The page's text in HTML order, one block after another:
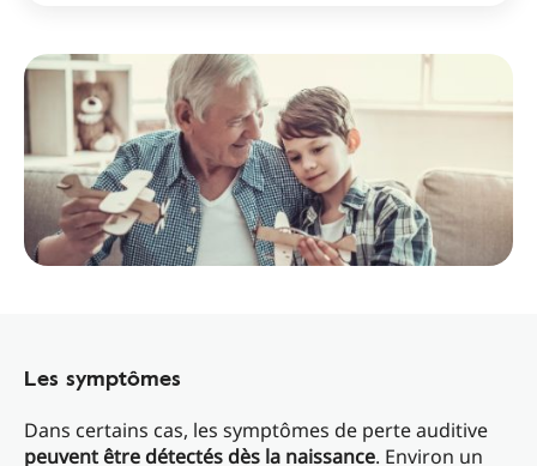
Les symptômes
Dans certains cas, les symptômes de perte auditive
peuvent être détectés dès la naissance. Environ un